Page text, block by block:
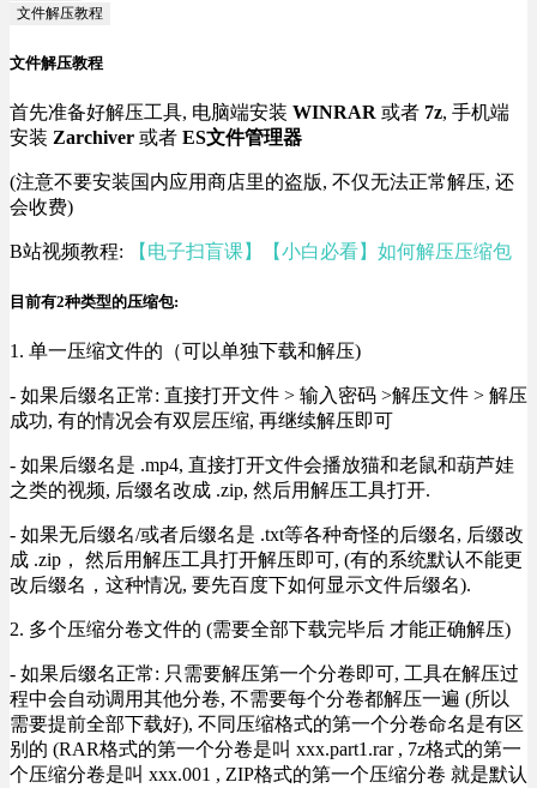
文件解压教程
文件解压教程
首先准备好解压工具, 电脑端安装 WINRAR 或者 7z, 手机端
安装 Zarchiver 或者 ES文件管理器
(注意不要安装国内应用商店里的盗版, 不仅无法正常解压, 还
会收费)
B站视频教程: 【电子扫盲课】【小白必看】如何解压压缩包
目前有2种类型的压缩包:
1. 单一压缩文件的（可以单独下载和解压)
- 如果后缀名正常: 直接打开文件 > 输入密码 >解压文件 > 解压
成功, 有的情况会有双层压缩, 再继续解压即可
- 如果后缀名是 .mp4, 直接打开文件会播放猫和老鼠和葫芦娃
之类的视频, 后缀名改成 .zip, 然后用解压工具打开.
- 如果无后缀名/或者后缀名是 .txt等各种奇怪的后缀名, 后缀改
成 .zip， 然后用解压工具打开解压即可, (有的系统默认不能更
改后缀名，这种情况, 要先百度下如何显示文件后缀名).
2. 多个压缩分卷文件的 (需要全部下载完毕后 才能正确解压)
- 如果后缀名正常: 只需要解压第一个分卷即可, 工具在解压过
程中会自动调用其他分卷, 不需要每个分卷都解压一遍 (所以
需要提前全部下载好), 不同压缩格式的第一个分卷命名是有区
别的 (RAR格式的第一个分卷是叫 xxx.part1.rar , 7z格式的第一
个压缩分卷是叫 xxx.001 , ZIP格式的第一个压缩分卷 就是默认